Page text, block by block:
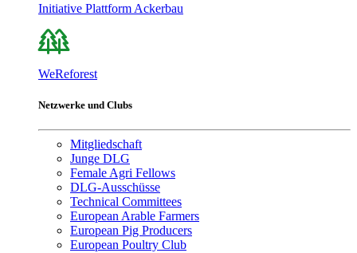
Initiative Plattform Ackerbau
WeReforest
Netzwerke und Clubs
Mitgliedschaft
Junge DLG
Female Agri Fellows
DLG-Ausschüsse
Technical Committees
European Arable Farmers
European Pig Producers
European Poultry Club